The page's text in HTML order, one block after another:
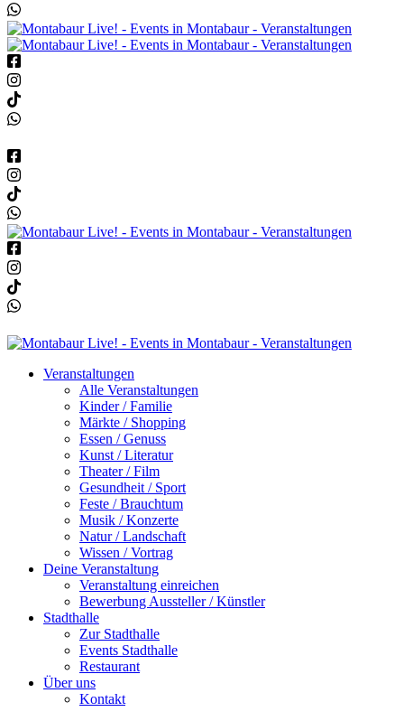
Veranstaltungen
Alle Veranstaltungen
Kinder / Familie
Märkte / Shopping
Essen / Genuss
Kunst / Literatur
Theater / Film
Gesundheit / Sport
Feste / Brauchtum
Musik / Konzerte
Natur / Landschaft
Wissen / Vortrag
Deine Veranstaltung
Veranstaltung einreichen
Bewerbung Aussteller / Künstler
Stadthalle
Zur Stadthalle
Events Stadthalle
Restaurant
Über uns
Kontakt